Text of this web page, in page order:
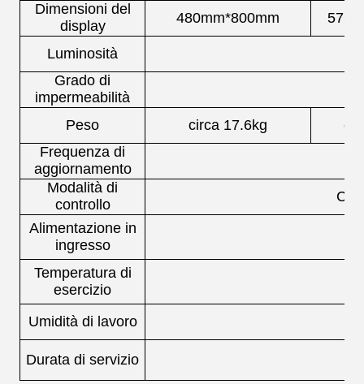
Dimensioni del
display
480mm*800mm
Luminosità
Grado di
impermeabilità
Peso
circa 17.6kg
Frequenza di
aggiornamento
Modalità di
controllo
Alimentazione in
ingresso
Temperatura di
esercizio
Umidità di lavoro
Durata di servizio